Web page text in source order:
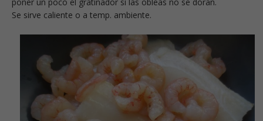
Se sirve caliente o a temp. ambiente.